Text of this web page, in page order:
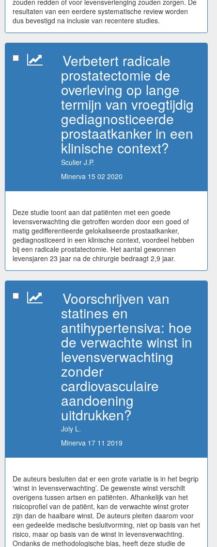
zouden redden of voor levensverlenging zouden zorgen. De
resultaten van een eerdere systematische review worden
dus bevestigd na inclusie van recentere studies.
Verbetert radicale
prostatectomie de
overleving op lange
termijn van vroegtijdig
gediagnosticeerde
prostaatkanker in een
klinische context?
Sculier J.P.
Minerva 15 02 2020
Deze studie toont aan dat patiënten met een goede
levensverwachting die getroffen worden door een goed of
matig gedifferentieerde gelokaliseerde prostaatkanker,
gediagnosticeerd in een klinische context, voordeel hebben
bij een radicale prostatectomie. Het aantal gewonnen
levensjaren 23 jaar na de chirurgie bedraagt 2,9 jaar.
Voorschrijven van
statines en
antihypertensiva: hoe
de verwachte winst in
levensverwachting
zonder
cardiovasculaire
aandoening
uitdrukken?
Joly L.
Minerva 17 11 2019
De auteurs besluiten dat er een grote variatie is in het begrip
‘winst in levensverwachting’. De gewenste winst verschilt
overigens tussen artsen en patiënten. Afhankelijk van het
risicoprofiel van de patiënt, kan de verwachte winst groter
zijn dan de haalbare winst. De auteurs pleiten daarom voor
een gedeelde medische besluitvorming, niet op basis van het
risico, maar op basis van de winst in levensverwachting.
Ondanks de methodologische bias, heeft deze studie de